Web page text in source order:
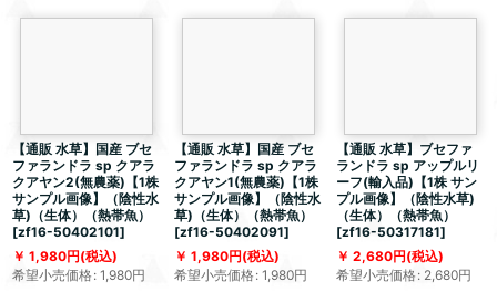
【通販 水草】国産 ブセ
ファランドラ sp クアラ
クアヤン2(無農薬)【1株
サンプル画像】（陰性水
草)（生体）（熱帯魚）
[zf16-50402101]
1,980円(税込)
希望小売価格: 1,980円
【通販 水草】国産 ブセ
ファランドラ sp クアラ
クアヤン1(無農薬)【1株
サンプル画像】（陰性水
草)（生体）（熱帯魚）
[zf16-50402091]
1,980円(税込)
希望小売価格: 1,980円
【通販 水草】ブセファ
ランドラ sp アップルリ
ーフ(輸入品)【1株 サン
プル画像】（陰性水草)
（生体）（熱帯魚）
[zf16-50317181]
2,680円(税込)
希望小売価格: 2,680円